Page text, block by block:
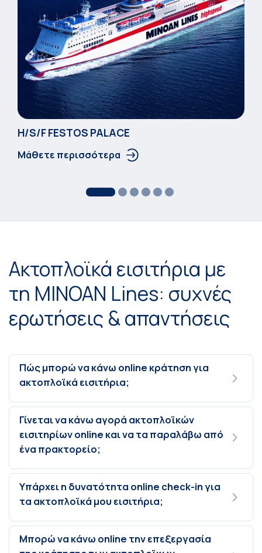
Η/S/F FESTOS PALACΕ
Μάθετε περισσότερα
Ακτοπλοϊκά εισιτήρια με
τη MINOAN Lines: συχνές
ερωτήσεις & απαντήσεις
Πώς μπορώ να κάνω online κράτηση για
ακτοπλοϊκά εισιτήρια;
Γίνεται να κάνω αγορά ακτοπλοϊκών
εισιτηρίων online και να τα παραλάβω από
ένα πρακτορείο;
Υπάρχει η δυνατότητα online check-in για
τα ακτοπλοϊκά μου εισιτήρια;
Μπορώ να κάνω online την επεξεργασία